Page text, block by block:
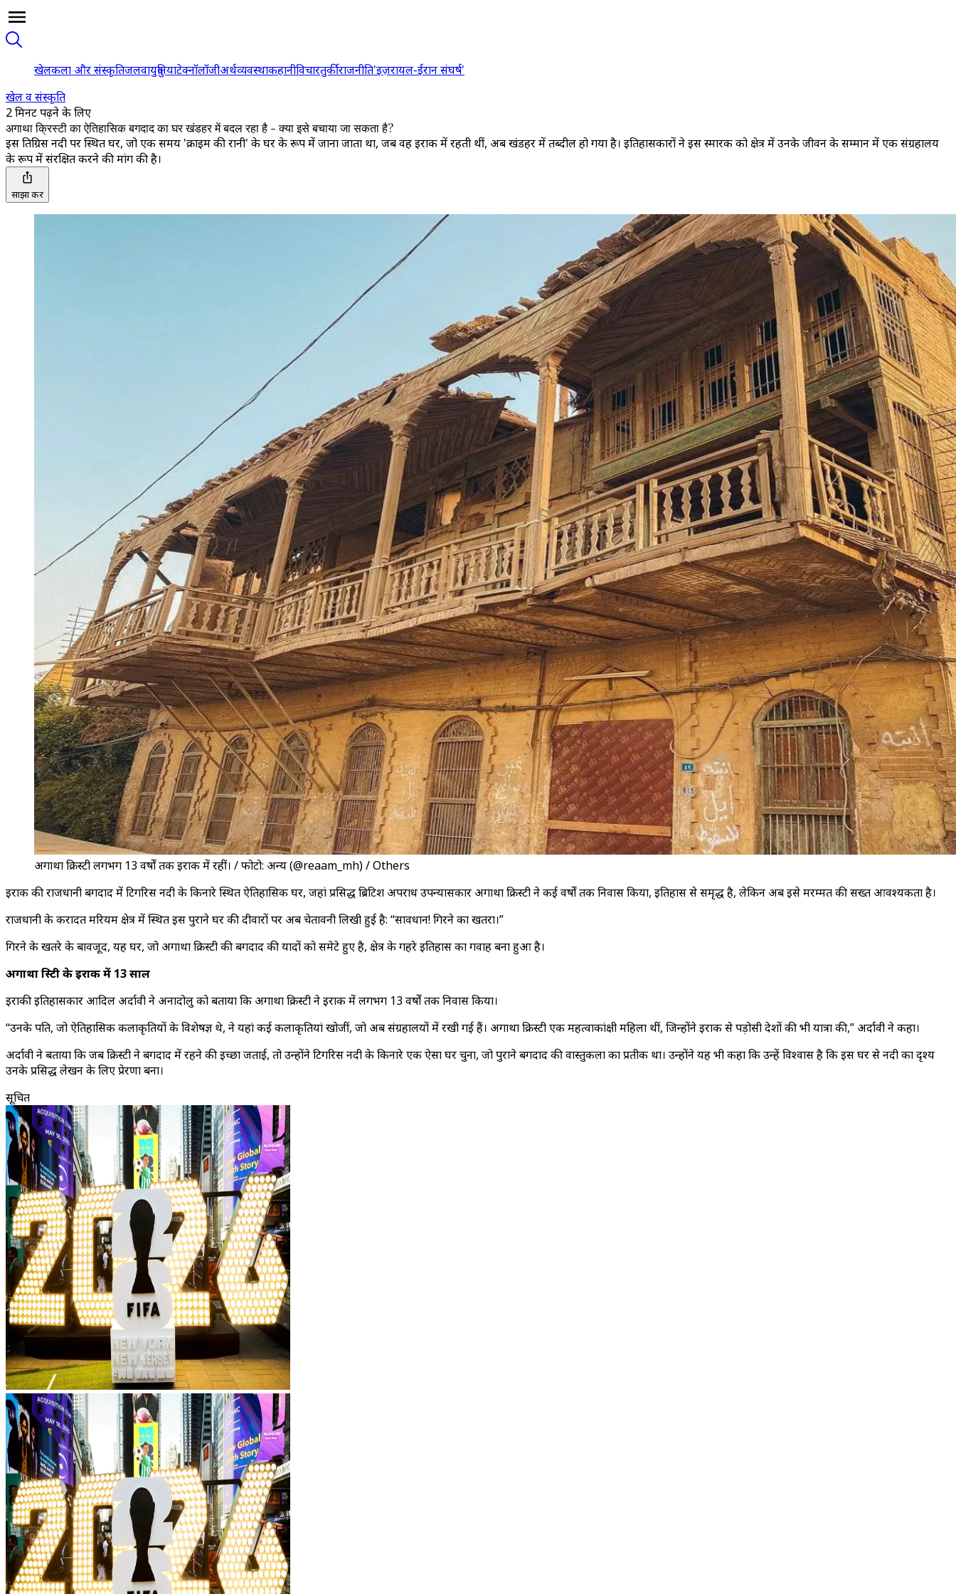
खेलकला और संस्कृतिजलवायुदुनियाटेक्नॉलॉजीअर्थव्यवस्थाकहानीविचारतुर्कीराजनीति'इज़रायल-ईरान संघर्ष'
खेल व संस्कृति
2 मिनट पढ़ने के लिए
अगाथा क्रिस्टी का ऐतिहासिक बगदाद का घर खंडहर में बदल रहा है - क्या इसे बचाया जा सकता है?
इस तिग्रिस नदी पर स्थित घर, जो एक समय 'क्राइम की रानी' के घर के रूप में जाना जाता था, जब वह इराक में रहती थीं, अब खंडहर में तब्दील हो गया है। इतिहासकारों ने इस स्मारक को क्षेत्र में उनके जीवन के सम्मान में एक संग्रहालय
के रूप में संरक्षित करने की मांग की है।
साझा करें
अगाथा क्रिस्टी लगभग 13 वर्षों तक इराक में रहीं। / फोटो: अन्य (@reaam_mh) / Others
इराक की राजधानी बगदाद में टिगरिस नदी के किनारे स्थित ऐतिहासिक घर, जहां प्रसिद्ध ब्रिटिश अपराध उपन्यासकार अगाथा क्रिस्टी ने कई वर्षों तक निवास किया, इतिहास से समृद्ध है, लेकिन अब इसे मरम्मत की सख्त आवश्यकता है।
राजधानी के करादत मरियम क्षेत्र में स्थित इस पुराने घर की दीवारों पर अब चेतावनी लिखी हुई है: “सावधान! गिरने का खतरा।”
गिरने के खतरे के बावजूद, यह घर, जो अगाथा क्रिस्टी की बगदाद की यादों को समेटे हुए है, क्षेत्र के गहरे इतिहास का गवाह बना हुआ है।
अगाथा क्रिस्टी के इराक में 13 साल
इराकी इतिहासकार आदिल अर्दावी ने अनादोलु को बताया कि अगाथा क्रिस्टी ने इराक में लगभग 13 वर्षों तक निवास किया।
“उनके पति, जो ऐतिहासिक कलाकृतियों के विशेषज्ञ थे, ने यहां कई कलाकृतियां खोजीं, जो अब संग्रहालयों में रखी गई हैं। अगाथा क्रिस्टी एक महत्वाकांक्षी महिला थीं, जिन्होंने इराक से पड़ोसी देशों की भी यात्रा की,” अर्दावी ने कहा।
अर्दावी ने बताया कि जब क्रिस्टी ने बगदाद में रहने की इच्छा जताई, तो उन्होंने टिगरिस नदी के किनारे एक ऐसा घर चुना, जो पुराने बगदाद की वास्तुकला का प्रतीक था। उन्होंने यह भी कहा कि उन्हें विश्वास है कि इस घर से नदी का दृश्य
उनके प्रसिद्ध लेखन के लिए प्रेरणा बना।
सूचित